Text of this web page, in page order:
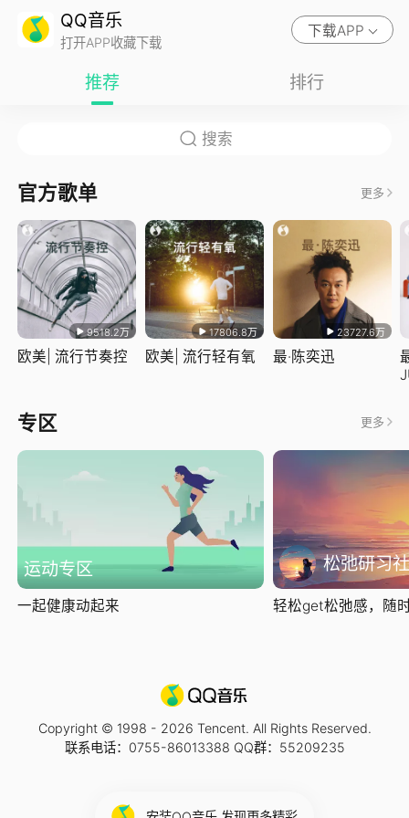
QQ音乐
打开APP收藏下载
下载APP
推荐 排行
官方歌单 更多
9518.2万
欧美| 流行节奏控
17806.8万
欧美| 流行轻有氧
23727.6万
最·陈奕迅
专区 更多
运动专区
一起健康动起来
松弛研习社
轻松get松弛感，随
Copyright © 1998 - 2026 Tencent. All Rights Reserved.
联系电话：0755-86013388 QQ群：55209235